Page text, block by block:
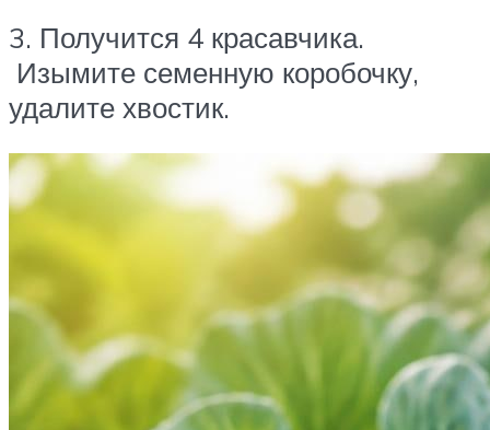
3. Получится 4 красавчика.
Изымите семенную коробочку,
удалите хвостик.